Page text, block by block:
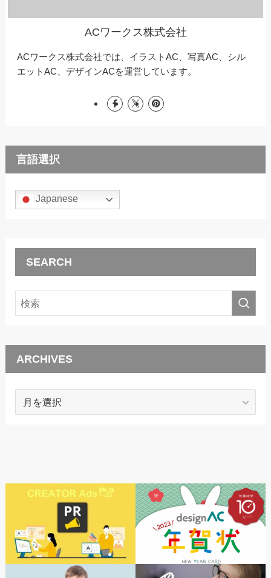
ACワークス株式会社
ACワークス株式会社では、イラストAC、写真AC、シル
エットAC、デザインACを運営しています。
言語選択
Japanese
SEARCH
ARCHIVES
ARCHIVES